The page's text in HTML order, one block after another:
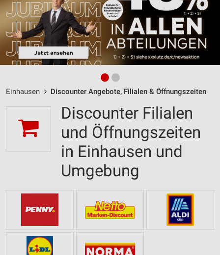
Einhausen Discounter Angebote, Filialen & Öffnungszeiten
Discounter Filialen
und Öffnungszeiten
in Einhausen und
Umgebung